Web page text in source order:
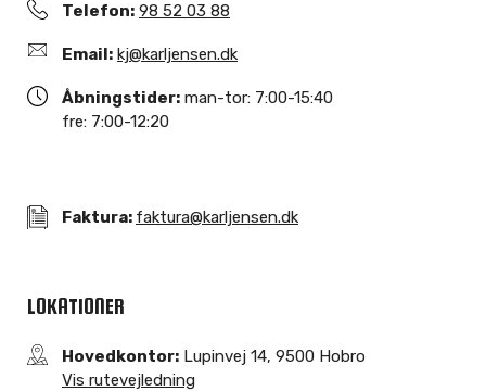
Telefon: 98 52 03 88
Email: kj@karljensen.dk
Åbningstider: man-tor: 7:00-15:40
fre: 7:00-12:20
Faktura: faktura@karljensen.dk
LOKATIONER
Hovedkontor: Lupinvej 14, 9500 Hobro
Vis rutevejledning